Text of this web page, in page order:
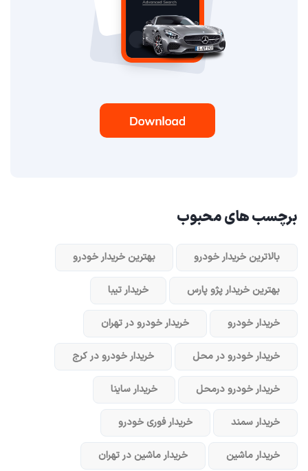
برچسب های محبوب
بالاترین خریدار خودرو بهترین خریدار خودرو
بهترین خریدار پژو پارس خریدار تیبا
خریدار خودرو خریدار خودرو در تهران
خریدار خودرو در محل خریدار خودرو در کرج
خریدار خودرو در‌محل خریدار ساینا
خریدار سمند خریدار فوری خودرو
خریدار ماشین خریدار ماشین در تهران